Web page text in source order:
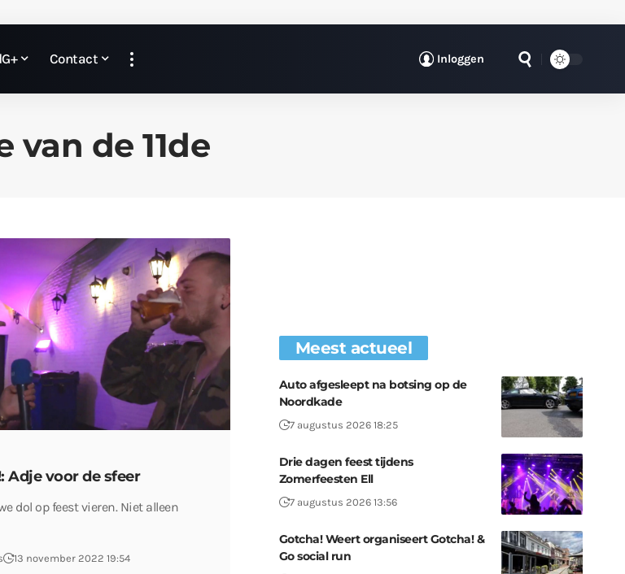
Contact Inloggen
van de 11de
Adje voor de sfeer
dol op feest vieren. Niet alleen
13 november 2022 19:54
Meest actueel
Auto afgesleept na botsing op de
Noordkade
7 augustus 2026 18:25
Drie dagen feest tijdens
Zomerfeesten Ell
7 augustus 2026 13:56
Gotcha! Weert organiseert Gotcha! &
Go social run